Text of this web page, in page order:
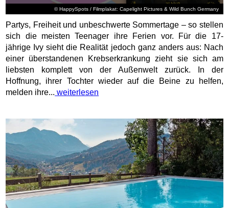
© HappySpots / Filmplakat: Capelight Pictures & Wild Bunch Germany
Partys, Freiheit und unbeschwerte Sommertage – so stellen
sich die meisten Teenager ihre Ferien vor. Für die 17-
jährige Ivy sieht die Realität jedoch ganz anders aus: Nach
einer überstandenen Krebserkrankung zieht sie sich am
liebsten komplett von der Außenwelt zurück. In der
Hoffnung, ihrer Tochter wieder auf die Beine zu helfen,
melden ihre... weiterlesen